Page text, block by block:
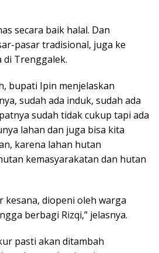
secara baik halal. Dan
pasar tradisional, juga ke
di Trenggalek.
bupati Ipin menjelaskan
sudah ada induk, sudah ada
sudah tidak cukup tapi ada
lahan dan juga bisa kita
karena lahan hutan
kemasyarakatan dan hutan
kesana, diopeni oleh warga
berbagi Rizqi,” jelasnya.
pasti akan ditambah